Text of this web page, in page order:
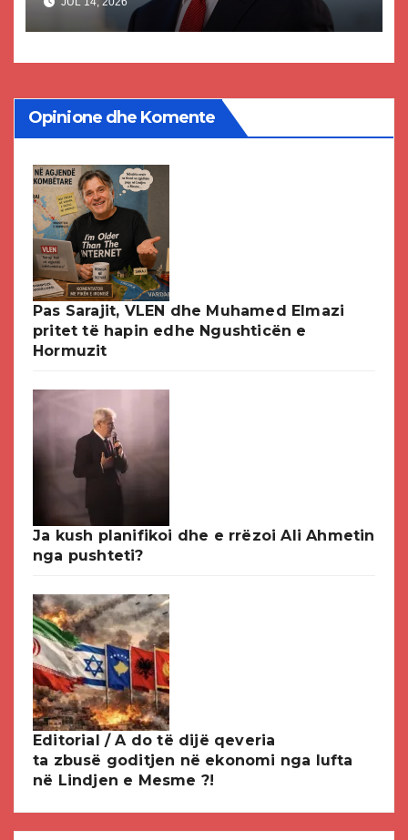
paligjshëm të selisë së VMRO-
DPMNE-së
Opinione dhe Komente
Pas Sarajit, VLEN dhe Muhamed Elmazi
pritet të hapin edhe Ngushticën e
Hormuzit
Ja kush planifikoi dhe e rrëzoi Ali Ahmetin
nga pushteti?
Editorial / A do të dijë qeveria
ta zbusë goditjen në ekonomi nga lufta
në Lindjen e Mesme ?!